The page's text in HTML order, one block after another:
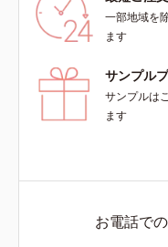
一部地域を
ます
サンプル
サンプルは
ます
お電話で